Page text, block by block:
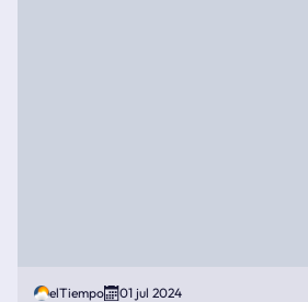
elTiempo 01 jul 2024